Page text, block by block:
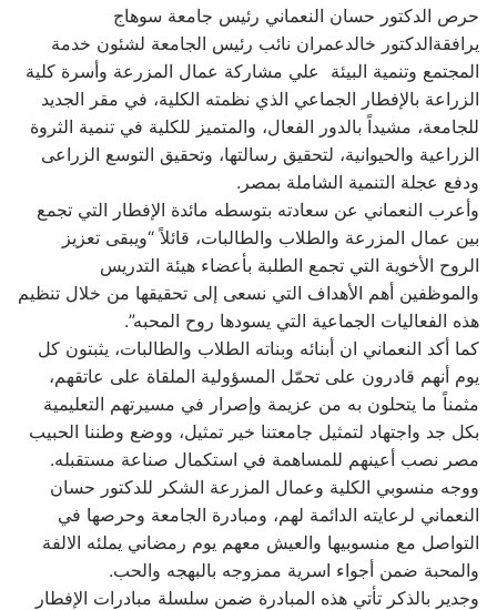
حرص الدكتور حسان النعماني رئيس جامعة سوهاج
يرافقةالدكتور خالدعمران نائب رئيس الجامعة لشئون خدمة
المجتمع وتنمية البيئة علي مشاركة عمال المزرعة وأسرة كلية
الزراعة بالإفطار الجماعي الذي نظمته الكلية، في مقر الجديد
للجامعة، مشيداً بالدور الفعال، والمتميز للكلية في تنمية الثروة
الزراعية والحيوانية، لتحقيق رسالتها، وتحقيق التوسع الزراعى
ودفع عجلة التنمية الشاملة بمصر.
وأعرب النعماني عن سعادته بتوسطه مائدة الإفطار التي تجمع
بين عمال المزرعة والطلاب والطالبات، قائلاً “ويبقى تعزيز
الروح الأخوية التي تجمع الطلبة بأعضاء هيئة التدريس
والموظفين أهم الأهداف التي نسعى إلى تحقيقها من خلال تنظيم
هذه الفعاليات الجماعية التي يسودها روح المحبه”.
كما أكد النعماني ان أبنائه وبناته الطلاب والطالبات، يثبتون كل
يوم أنهم قادرون على تحمّل المسؤولية الملقاة على عاتقهم،
مثمناً ما يتحلون به من عزيمة وإصرار في مسيرتهم التعليمية
بكل جد واجتهاد لتمثيل جامعتنا خير تمثيل، ووضع وطننا الحبيب
مصر نصب أعينهم للمساهمة في استكمال صناعة مستقبله.
ووجه منسوبي الكلية وعمال المزرعة الشكر للدكتور حسان
النعماني لرعايته الدائمة لهم، ومبادرة الجامعة وحرصها في
التواصل مع منسوبيها والعيش معهم يوم رمضاني يملئه الالفة
والمحبة ضمن أجواء اسرية ممزوجه بالبهجه والحب.
وجدير بالذكر تأتي هذه المبادرة ضمن سلسلة مبادرات الإفطار